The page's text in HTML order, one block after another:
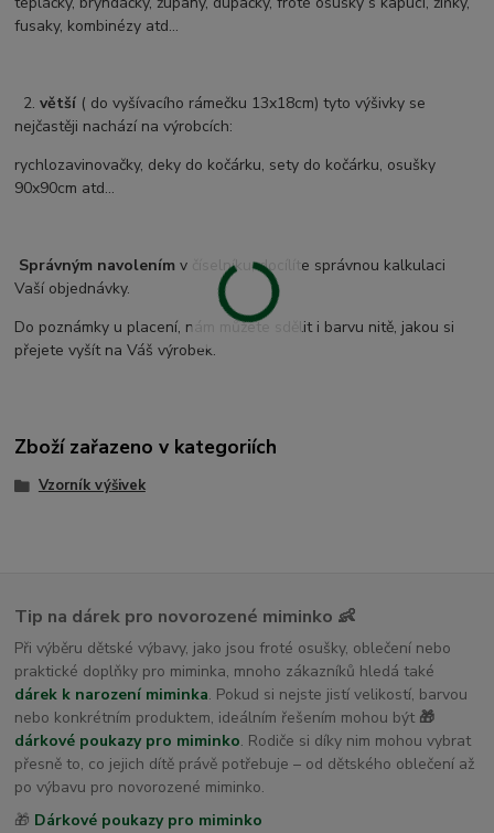
fusaky, kombinézy atd...
2.větší ( do vyšívacího rámečku 13x18cm) tyto výšivky se
nejčastěji nachází na výrobcích:
rychlozavinovačky, deky do kočárku, sety do kočárku, osušky
90x90cm atd...
Správným navolením v číselníku, docílíte správnou kalkulaci
Vaší objednávky.
Do poznámky u placení, nám můžete sdělit i barvu nitě, jakou si
přejete vyšít na Váš výrobek.
Zboží zařazeno v kategoriích
Vzorník výšivek
Tip na dárek pro novorozené miminko 👶
Při výběru dětské výbavy, jako jsou froté osušky, oblečení nebo
praktické doplňky pro miminka, mnoho zákazníků hledá také
dárek k narození miminka. Pokud si nejste jistí velikostí, barvou
nebo konkrétním produktem, ideálním řešením mohou být 🎁
dárkové poukazy pro miminko. Rodiče si díky nim mohou vybrat
přesně to, co jejich dítě právě potřebuje – od dětského oblečení až
po výbavu pro novorozené miminko.
🎁 Dárkové poukazy pro miminko